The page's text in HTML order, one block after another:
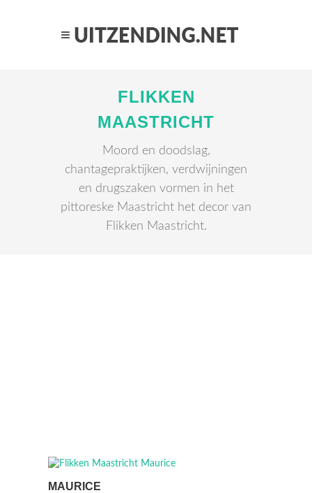
FLIKKEN
MAASTRICHT
Moord en doodslag,
chantagepraktijken, verdwijningen
en drugszaken vormen in het
pittoreske Maastricht het decor van
Flikken Maastricht.
MAURICE